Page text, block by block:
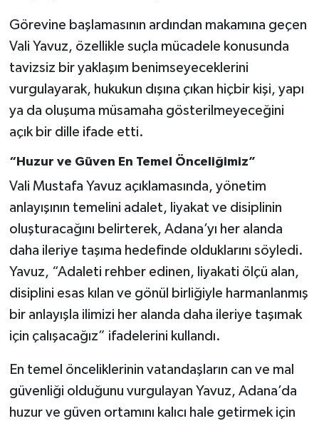
Görevine başlamasının ardından makamına geçen
Vali Yavuz, özellikle suçla mücadele konusunda
tavizsiz bir yaklaşım benimseyeceklerini
vurgulayarak, hukukun dışına çıkan hiçbir kişi, yapı
ya da oluşuma müsamaha gösterilmeyeceğini
açık bir dille ifade etti.
“Huzur ve Güven En Temel Önceliğimiz”
Vali Mustafa Yavuz açıklamasında, yönetim
anlayışının temelini adalet, liyakat ve disiplinin
oluşturacağını belirterek, Adana’yı her alanda
daha ileriye taşıma hedefinde olduklarını söyledi.
Yavuz, “Adaleti rehber edinen, liyakati ölçü alan,
disiplini esas kılan ve gönül birliğiyle harmanlanmış
bir anlayışla ilimizi her alanda daha ileriye taşımak
için çalışacağız” ifadelerini kullandı.
En temel önceliklerinin vatandaşların can ve mal
güvenliği olduğunu vurgulayan Yavuz, Adana’da
huzur ve güven ortamını kalıcı hale getirmek için